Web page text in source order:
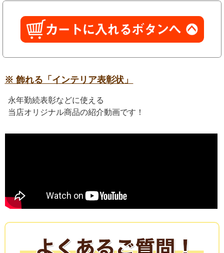
※ 飾れる「インテリア表彰状」
永年勤続表彰などに使える
当店オリジナル商品の紹介動画です！